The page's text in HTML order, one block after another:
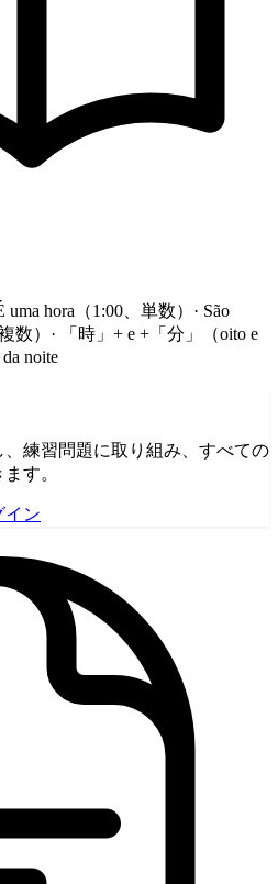
uma hora（1:00、単数）· São
数）· 「時」+ e +「分」（oito e
da noite
練習問題に取り組み、すべての
す。
イン